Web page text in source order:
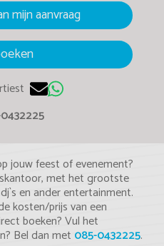
mijn aanvraag
jouw feest of evenement?
met het grootste
en ander entertainment.
kosten/prijs van een
boeken? Vul het
Bel dan met 085-0432225.